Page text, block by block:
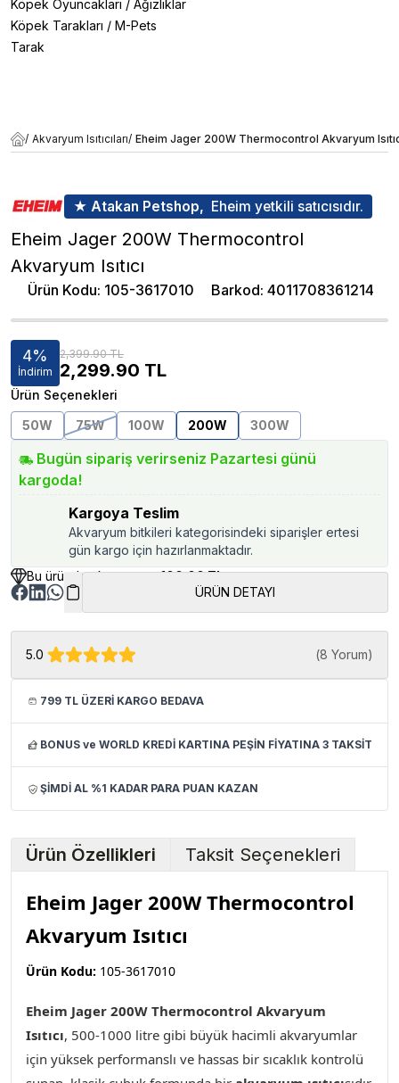
Köpek Oyuncakları / Ağızlıklar
Köpek Tarakları / M-Pets
Tarak
/ Akvaryum Isıtıcıları/ Eheim Jager 200W Thermocontrol Akvaryum
★ Atakan Petshop, Eheim yetkili satıcısıdır.
Eheim Jager 200W Thermocontrol
Akvaryum Isıtıcı
Ürün Kodu: 105-3617010 Barkod: 4011708361214
4%
İndirim
2,399.90 TL
2,299.90 TL
Ürün Seçenekleri
50W
75W 100W 200W 300W
Bugün sipariş verirseniz Pazartesi günü
kargoda!
Kargoya Teslim
Akvaryum bitkileri kategorisindeki siparişler ertesi
gün kargo için hazırlanmaktadır.
Bu üründen kazancınız100.00 TL
ÜRÜN DETAYI
5.0 (8 Yorum)
799 TL ÜZERİ KARGO BEDAVA
BONUS ve WORLD KREDİ KARTINA PEŞİN FİYATINA 3 TAKSİT
ŞİMDİ AL %1 KADAR PARA PUAN KAZAN
Ürün Özellikleri Taksit Seçenekleri
Eheim Jager 200W Thermocontrol
Akvaryum Isıtıcı
Ürün Kodu: 105-3617010
Eheim Jager 200W Thermocontrol Akvaryum
Isıtıcı, 500-1000 litre gibi büyük hacimli akvaryumlar
için yüksek performanslı ve hassas bir sıcaklık kontrolü